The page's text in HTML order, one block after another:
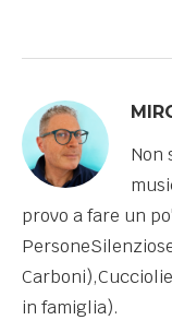
Non
provo a fare un
in famiglia).